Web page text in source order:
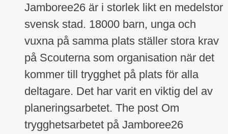
Jamboree26 är i storlek likt en medelstor
svensk stad. 18000 barn, unga och
vuxna på samma plats ställer stora krav
på Scouterna som organisation när det
kommer till trygghet på plats för alla
deltagare. Det har varit en viktig del av
planeringsarbetet. The post Om
trygghetsarbetet på Jamboree26